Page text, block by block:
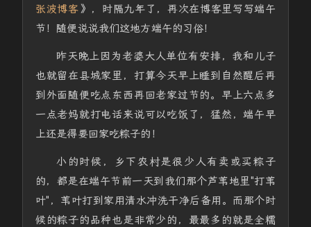
张波博客 》，时隔九年了，再次在博客里写写端午
节！随便说说我们这地方端午的习俗！
昨天晚上因为老婆大人单位有安排，我和儿子
也就留在县城家里，打算今天早上睡到自然醒后再
到外面随便吃点东西再回老家过节的。早上六点多
一点老妈就打电话来说可以吃饭了，猛然，端午早
上还是得要回家吃粽子的！
小的时候，乡下农村是很少人有卖或买粽子
的，都是在端午节前一天到我们那个芦苇地里"打苇
叶"，苇叶打到家用清水冲洗干净后备用。而那个时
候的粽子的品种也是非常少的，最最多的就是全糯